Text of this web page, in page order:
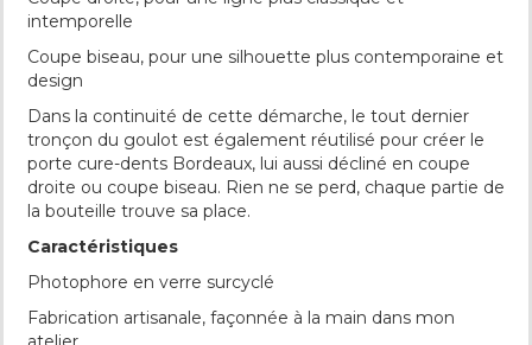
intemporelle
Coupe biseau, pour une silhouette plus contemporaine et
design
Dans la continuité de cette démarche, le tout dernier
tronçon du goulot est également réutilisé pour créer le
porte cure-dents Bordeaux, lui aussi décliné en coupe
droite ou coupe biseau. Rien ne se perd, chaque partie de
la bouteille trouve sa place.
Caractéristiques
Photophore en verre surcyclé
Fabrication artisanale, façonnée à la main dans mon